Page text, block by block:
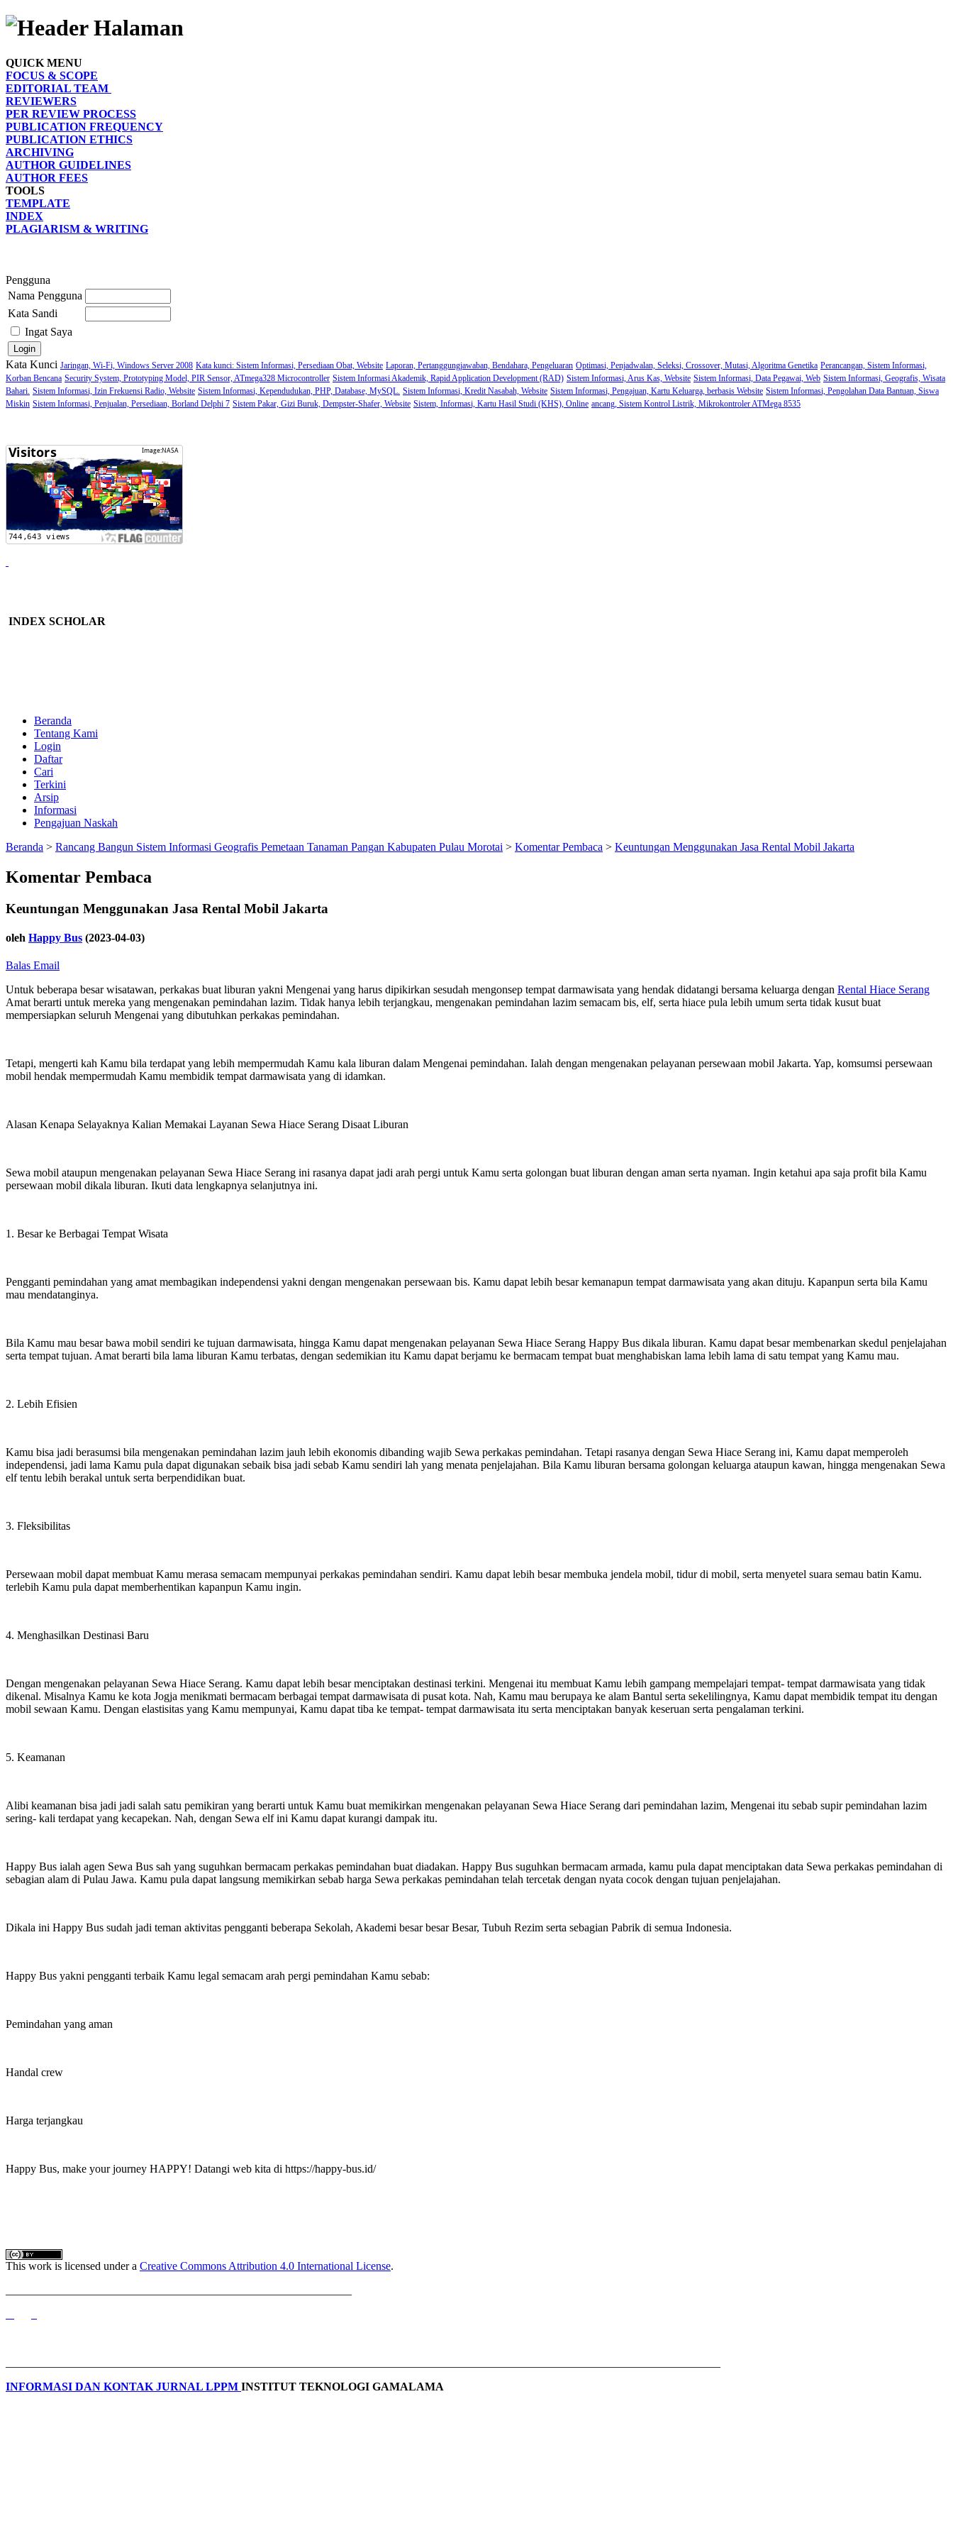
QUICK MENU
FOCUS & SCOPE
EDITORIAL TEAM
REVIEWERS
PER REVIEW PROCESS
PUBLICATION FREQUENCY
PUBLICATION ETHICS
ARCHIVING
AUTHOR GUIDELINES
AUTHOR FEES
TOOLS
TEMPLATE
INDEX
PLAGIARISM & WRITING
Pengguna
Nama Pengguna
Kata Sandi
Ingat Saya
Kata Kunci Jaringan, Wi-Fi, Windows Server 2008 Kata kunci: Sistem Informasi, Persediaan Obat, Website Laporan, Pertanggungjawaban, Bendahara, Pengeluaran Optimasi, Penjadwalan, Seleksi, Crossover, Mutasi, Algoritma Genetika Perancangan, Sistem Informasi,
Korban Bencana Security System, Prototyping Model, PIR Sensor, ATmega328 Microcontroller Sistem Informasi Akademik, Rapid Application Development (RAD) Sistem Informasi, Arus Kas, Website Sistem Informasi, Data Pegawai, Web Sistem Informasi, Geografis, Wisata
Bahari. Sistem Informasi, Izin Frekuensi Radio, Website Sistem Informasi, Kependudukan, PHP, Database, MySQL. Sistem Informasi, Kredit Nasabah, Website Sistem Informasi, Pengajuan, Kartu Keluarga, berbasis Website Sistem Informasi, Pengolahan Data Bantuan, Siswa
Miskin Sistem Informasi, Penjualan, Persediaan, Borland Delphi 7 Sistem Pakar, Gizi Buruk, Dempster-Shafer, Website Sistem, Informasi, Kartu Hasil Studi (KHS), Online ancang, Sistem Kontrol Listrik, Mikrokontroler ATMega 8535
INDEX SCHOLAR
Beranda
Tentang Kami
Login
Daftar
Cari
Terkini
Arsip
Informasi
Pengajuan Naskah
Beranda > Rancang Bangun Sistem Informasi Geografis Pemetaan Tanaman Pangan Kabupaten Pulau Morotai > Komentar Pembaca > Keuntungan Menggunakan Jasa Rental Mobil Jakarta
Komentar Pembaca
Keuntungan Menggunakan Jasa Rental Mobil Jakarta
oleh Happy Bus (2023-04-03)
Balas Email
Untuk beberapa besar wisatawan, perkakas buat liburan yakni Mengenai yang harus dipikirkan sesudah mengonsep tempat darmawisata yang hendak didatangi bersama keluarga dengan Rental Hiace Serang
Amat berarti untuk mereka yang mengenakan pemindahan lazim. Tidak hanya lebih terjangkau, mengenakan pemindahan lazim semacam bis, elf, serta hiace pula lebih umum serta tidak kusut buat
mempersiapkan seluruh Mengenai yang dibutuhkan perkakas pemindahan.
Tetapi, mengerti kah Kamu bila terdapat yang lebih mempermudah Kamu kala liburan dalam Mengenai pemindahan. Ialah dengan mengenakan pelayanan persewaan mobil Jakarta. Yap, komsumsi persewaan
mobil hendak mempermudah Kamu membidik tempat darmawisata yang di idamkan.
Alasan Kenapa Selayaknya Kalian Memakai Layanan Sewa Hiace Serang Disaat Liburan
Sewa mobil ataupun mengenakan pelayanan Sewa Hiace Serang ini rasanya dapat jadi arah pergi untuk Kamu serta golongan buat liburan dengan aman serta nyaman. Ingin ketahui apa saja profit bila Kamu
persewaan mobil dikala liburan. Ikuti data lengkapnya selanjutnya ini.
1. Besar ke Berbagai Tempat Wisata
Pengganti pemindahan yang amat membagikan independensi yakni dengan mengenakan persewaan bis. Kamu dapat lebih besar kemanapun tempat darmawisata yang akan dituju. Kapanpun serta bila Kamu
mau mendatanginya.
Bila Kamu mau besar bawa mobil sendiri ke tujuan darmawisata, hingga Kamu dapat mengenakan pelayanan Sewa Hiace Serang Happy Bus dikala liburan. Kamu dapat besar membenarkan skedul penjelajahan
serta tempat tujuan. Amat berarti bila lama liburan Kamu terbatas, dengan sedemikian itu Kamu dapat berjamu ke bermacam tempat buat menghabiskan lama lebih lama di satu tempat yang Kamu mau.
2. Lebih Efisien
Kamu bisa jadi berasumsi bila mengenakan pemindahan lazim jauh lebih ekonomis dibanding wajib Sewa perkakas pemindahan. Tetapi rasanya dengan Sewa Hiace Serang ini, Kamu dapat memperoleh
independensi, jadi lama Kamu pula dapat digunakan sebaik bisa jadi sebab Kamu sendiri lah yang menata penjelajahan. Bila Kamu liburan bersama golongan keluarga ataupun kawan, hingga mengenakan Sewa
elf tentu lebih berakal untuk serta berpendidikan buat.
3. Fleksibilitas
Persewaan mobil dapat membuat Kamu merasa semacam mempunyai perkakas pemindahan sendiri. Kamu dapat lebih besar membuka jendela mobil, tidur di mobil, serta menyetel suara semau batin Kamu.
terlebih Kamu pula dapat memberhentikan kapanpun Kamu ingin.
4. Menghasilkan Destinasi Baru
Dengan mengenakan pelayanan Sewa Hiace Serang. Kamu dapat lebih besar menciptakan destinasi terkini. Mengenai itu membuat Kamu lebih gampang mempelajari tempat- tempat darmawisata yang tidak
dikenal. Misalnya Kamu ke kota Jogja menikmati bermacam berbagai tempat darmawisata di pusat kota. Nah, Kamu mau berupaya ke alam Bantul serta sekelilingnya, Kamu dapat membidik tempat itu dengan
mobil sewaan Kamu. Dengan elastisitas yang Kamu mempunyai, Kamu dapat tiba ke tempat- tempat darmawisata itu serta menciptakan banyak keseruan serta pengalaman terkini.
5. Keamanan
Alibi keamanan bisa jadi jadi salah satu pemikiran yang berarti untuk Kamu buat memikirkan mengenakan pelayanan Sewa Hiace Serang dari pemindahan lazim, Mengenai itu sebab supir pemindahan lazim
sering- kali terdapat yang kecapekan. Nah, dengan Sewa elf ini Kamu dapat kurangi dampak itu.
Happy Bus ialah agen Sewa Bus sah yang suguhkan bermacam perkakas pemindahan buat diadakan. Happy Bus suguhkan bermacam armada, kamu pula dapat menciptakan data Sewa perkakas pemindahan di
sebagian alam di Pulau Jawa. Kamu pula dapat langsung memikirkan sebab harga Sewa perkakas pemindahan telah tercetak dengan nyata cocok dengan tujuan penjelajahan.
Dikala ini Happy Bus sudah jadi teman aktivitas pengganti beberapa Sekolah, Akademi besar besar Besar, Tubuh Rezim serta sebagian Pabrik di semua Indonesia.
Happy Bus yakni pengganti terbaik Kamu legal semacam arah pergi pemindahan Kamu sebab:
Pemindahan yang aman
Handal crew
Harga terjangkau
Happy Bus, make your journey HAPPY! Datangi web kita di https://happy-bus.id/
This work is licensed under a Creative Commons Attribution 4.0 International License.
INFORMASI DAN KONTAK JURNAL LPPM INSTITUT TEKNOLOGI GAMALAMA